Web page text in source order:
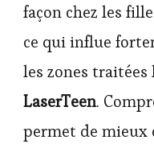
façon chez les
ce qui influe
les zones traitées
LaserTeen.
permet de mieux